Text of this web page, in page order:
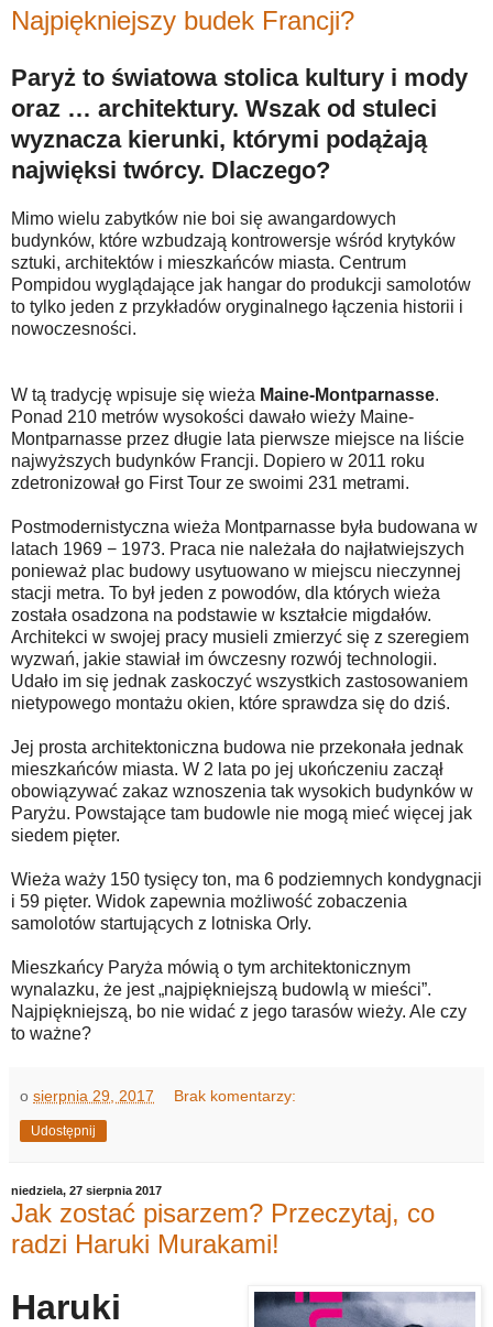
Najpiękniejszy budek Francji?
Paryż to światowa stolica kultury i mody
oraz … architektury. Wszak od stuleci
wyznacza kierunki, którymi podążają
najwięksi twórcy. Dlaczego?
Mimo wielu zabytków nie boi się awangardowych
budynków, które wzbudzają kontrowersje wśród krytyków
sztuki, architektów i mieszkańców miasta. Centrum
Pompidou wyglądające jak hangar do produkcji samolotów
to tylko jeden z przykładów oryginalnego łączenia historii i
nowoczesności.
W tą tradycję wpisuje się wieża Maine-Montparnasse.
Ponad 210 metrów wysokości dawało wieży Maine-
Montparnasse przez długie lata pierwsze miejsce na liście
najwyższych budynków Francji. Dopiero w 2011 roku
zdetronizował go First Tour ze swoimi 231 metrami.
Postmodernistyczna wieża Montparnasse była budowana w
latach 1969 − 1973. Praca nie należała do najłatwiejszych
ponieważ plac budowy usytuowano w miejscu nieczynnej
stacji metra. To był jeden z powodów, dla których wieża
została osadzona na podstawie w kształcie migdałów.
Architekci w swojej pracy musieli zmierzyć się z szeregiem
wyzwań, jakie stawiał im ówczesny rozwój technologii.
Udało im się jednak zaskoczyć wszystkich zastosowaniem
nietypowego montażu okien, które sprawdza się do dziś.
Jej prosta architektoniczna budowa nie przekonała jednak
mieszkańców miasta. W 2 lata po jej ukończeniu zaczął
obowiązywać zakaz wznoszenia tak wysokich budynków w
Paryżu. Powstające tam budowle nie mogą mieć więcej jak
siedem pięter.
Wieża waży 150 tysięcy ton, ma 6 podziemnych kondygnacji
i 59 pięter. Widok zapewnia możliwość zobaczenia
samolotów startujących z lotniska Orly.
Mieszkańcy Paryża mówią o tym architektonicznym
wynalazku, że jest „najpiękniejszą budowlą w mieści”.
Najpiękniejszą, bo nie widać z jego tarasów wieży. Ale czy
to ważne?
o sierpnia 29, 2017 Brak komentarzy:
Udostępnij
niedziela, 27 sierpnia 2017
Jak zostać pisarzem? Przeczytaj, co
radzi Haruki Murakami!
Haruki